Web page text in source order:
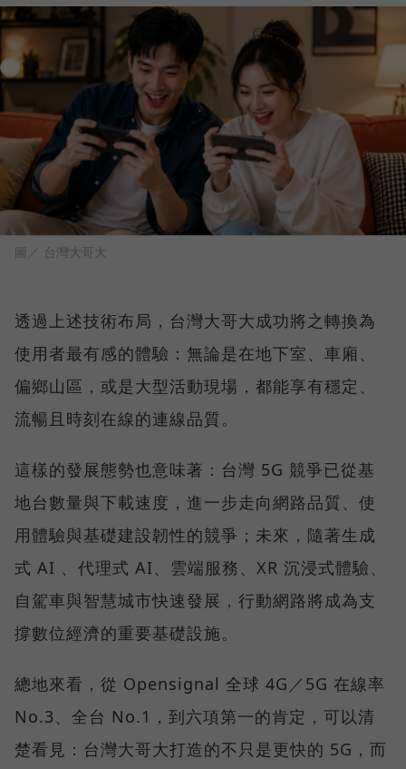
圖／ 台灣大哥大
透過上述技術布局，台灣大哥大成功將之轉換為
使用者最有感的體驗：無論是在地下室、車廂、
偏鄉山區，或是大型活動現場，都能享有穩定、
流暢且時刻在線的連線品質。
這樣的發展態勢也意味著：台灣 5G 競爭已從基
地台數量與下載速度，進一步走向網路品質、使
用體驗與基礎建設韌性的競爭；未來，隨著生成
式 AI 、代理式 AI、雲端服務、XR 沉浸式體驗、
自駕車與智慧城市快速發展，行動網路將成為支
撐數位經濟的重要基礎設施。
總地來看，從 Opensignal 全球 4G／5G 在線率
No.3、全台 No.1，到六項第一的肯定，可以清
楚看見：台灣大哥大打造的不只是更快的 5G，而